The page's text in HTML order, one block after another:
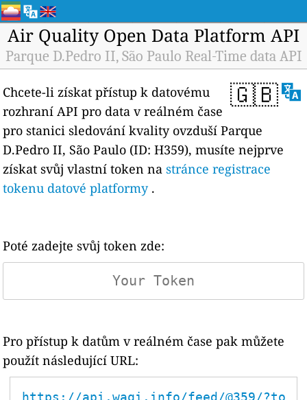
Air Quality Open Data Platform API
Parque D.Pedro II, São Paulo Real-Time data API
🇬🇧
Chcete-li získat přístup k datovému
rozhraní API pro data v reálném čase
pro stanici sledování kvality ovzduší Parque
D.Pedro II, São Paulo (ID: H359), musíte nejprve
získat svůj vlastní token nastránce registrace
tokenu datové platformy.
Poté zadejte svůj token zde:
Pro přístup k datům v reálném čase pak můžete
použít následující URL:
https://api.waqi.info/feed/@359/?to